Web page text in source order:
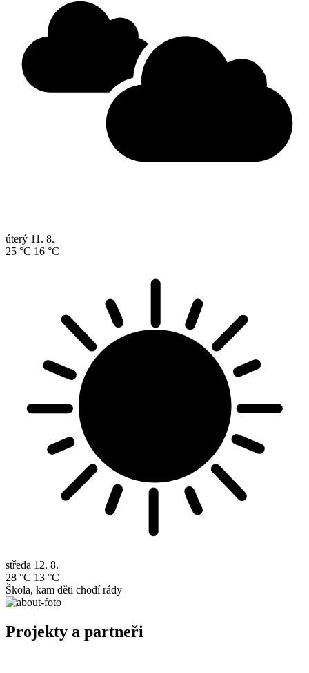
úterý 11. 8.
25 °C 16 °C
středa 12. 8.
28 °C 13 °C
Škola, kam děti chodí rády
Projekty a partneři